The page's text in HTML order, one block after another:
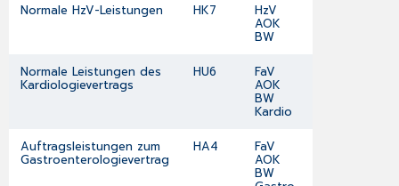
Normale HzV-Leistungen HK7 HzV
AOK
BW
Normale Leistungen des
Kardiologievertrags
HU6 FaV
AOK
BW
Kardio
Auftragsleistungen zum
Gastroenterologievertrag
HA4 FaV
AOK
BW